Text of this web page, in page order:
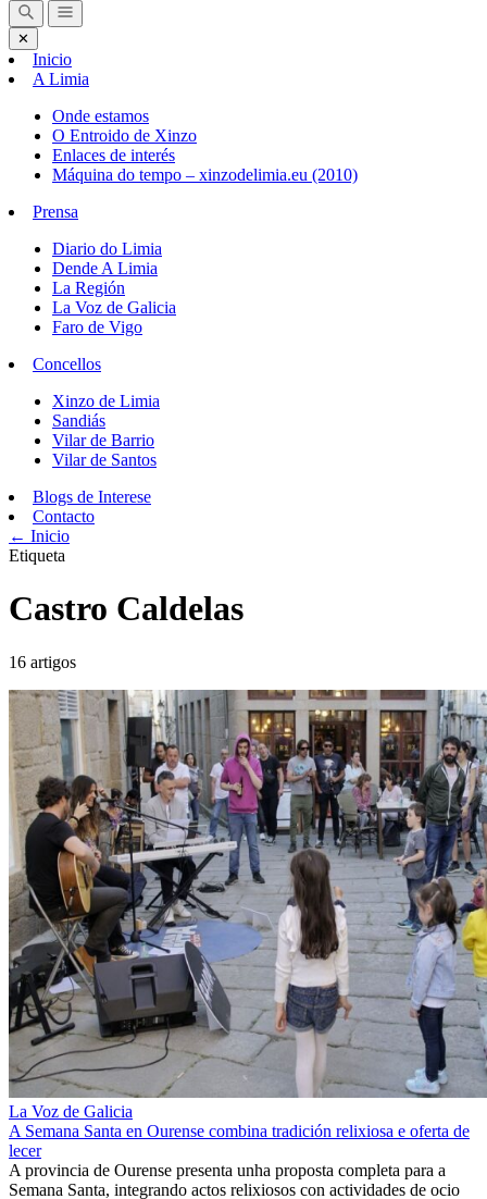
✕
Inicio
A Limia
Onde estamos
O Entroido de Xinzo
Enlaces de interés
Máquina do tempo – xinzodelimia.eu (2010)
Prensa
Diario do Limia
Dende A Limia
La Región
La Voz de Galicia
Faro de Vigo
Concellos
Xinzo de Limia
Sandiás
Vilar de Barrio
Vilar de Santos
Blogs de Interese
Contacto
← Inicio
Etiqueta
Castro Caldelas
16 artigos
La Voz de Galicia
A Semana Santa en Ourense combina tradición relixiosa e oferta de
lecer
A provincia de Ourense presenta unha proposta completa para a
Semana Santa, integrando actos relixiosos con actividades de ocio